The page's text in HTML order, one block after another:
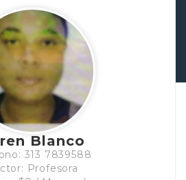
Blanco
313 7839588
Profesora